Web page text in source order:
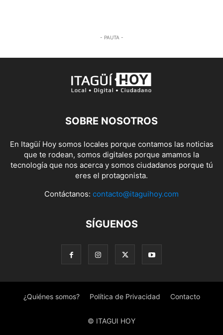
- PAUTA -
SOBRE NOSOTROS
En Itagüí Hoy somos locales porque contamos las noticias
que te rodean, somos digitales porque amamos la
tecnología que nos acerca y somos ciudadanos porque tú
eres el protagonista.
Contáctanos: contacto@itaguihoy.com
SÍGUENOS
¿Quiénes somos? Política de Privacidad Contacto
© ITAGUI HOY